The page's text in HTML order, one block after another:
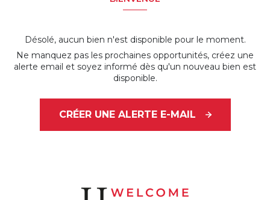
Désolé, aucun bien n'est disponible pour le moment.
Ne manquez pas les prochaines opportunités, créez une
alerte email et soyez informé dès qu'un nouveau bien est
disponible.
CRÉER UNE ALERTE E-MAIL